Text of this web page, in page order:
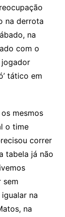
na derrota
na
com o
tático em
mesmos
o time
correr
tabela já não
sem
na
na